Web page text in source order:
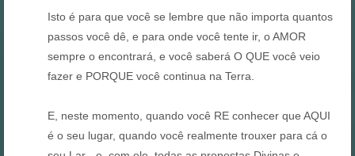
Isto é para que você se lembre que não importa quantos
passos você dê, e para onde você tente ir, o AMOR
sempre o encontrará, e você saberá O QUE você veio
fazer e PORQUE você continua na Terra.
E, neste momento, quando você RE conhecer que AQUI
é o seu lugar, quando você realmente trouxer para cá o